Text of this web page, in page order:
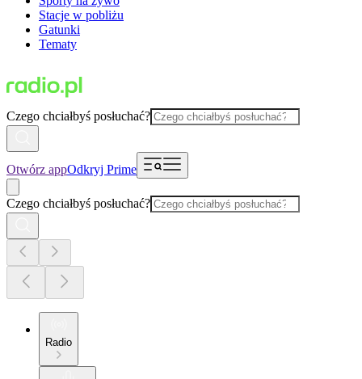
Stacje w pobliżu
Gatunki
Tematy
Czego chciałbyś posłuchać?
Otwórz appOdkryj Prime
Czego chciałbyś posłuchać?
Radio